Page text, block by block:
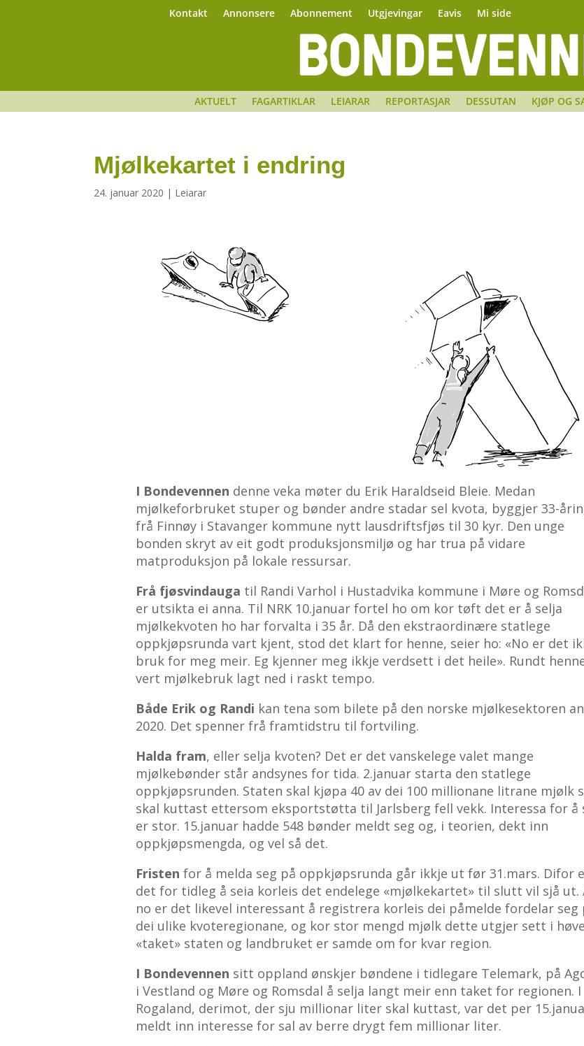
Kontakt Annonsere Abonnement Utgjevingar Eavis Mi side
AKTUELT FAGARTIKLAR LEIARAR REPORTASJAR DESSUTAN KJØP OG
Mjølkekartet i endring
24. januar 2020 | Leiarar
I Bondevennen denne veka møter du Erik Haraldseid Bleie. Medan
mjølkeforbruket stuper og bønder andre stadar sel kvota, byggjer 33-
frå Finnøy i Stavanger kommune nytt lausdriftsfjøs til 30 kyr. Den unge
bonden skryt av eit godt produksjonsmiljø og har trua på vidare
matproduksjon på lokale ressursar.
Frå fjøsvindauga til Randi Varhol i Hustadvika kommune i Møre og
er utsikta ei anna. Til NRK 10.januar fortel ho om kor tøft det er å selja
mjølkekvoten ho har forvalta i 35 år. Då den ekstraordinære statlege
oppkjøpsrunda vart kjent, stod det klart for henne, seier ho: «No er det
bruk for meg meir. Eg kjenner meg ikkje verdsett i det heile». Rundt
vert mjølkebruk lagt ned i raskt tempo.
Både Erik og Randi kan tena som bilete på den norske mjølkesektoren
2020. Det spenner frå framtidstru til fortviling.
Halda fram, eller selja kvoten? Det er det vanskelege valet mange
mjølkebønder står andsynes for tida. 2.januar starta den statlege
oppkjøpsrunden. Staten skal kjøpa 40 av dei 100 millionane litrane mjølk
skal kuttast ettersom eksportstøtta til Jarlsberg fell vekk. Interessa for å
er stor. 15.januar hadde 548 bønder meldt seg og, i teorien, dekt inn
oppkjøpsmengda, og vel så det.
Fristen for å melda seg på oppkjøpsrunda går ikkje ut før 31.mars. Difor
det for tidleg å seia korleis det endelege «mjølkekartet» til slutt vil sjå ut.
no er det likevel interessant å registrera korleis dei påmelde fordelar seg
dei ulike kvoteregionane, og kor stor mengd mjølk dette utgjer sett i
«taket» staten og landbruket er samde om for kvar region.
I Bondevennen sitt oppland ønskjer bøndene i tidlegare Telemark, på
i Vestland og Møre og Romsdal å selja langt meir enn taket for regionen. I
Rogaland, derimot, der sju millionar liter skal kuttast, var det per
meldt inn interesse for sal av berre drygt fem millionar liter.